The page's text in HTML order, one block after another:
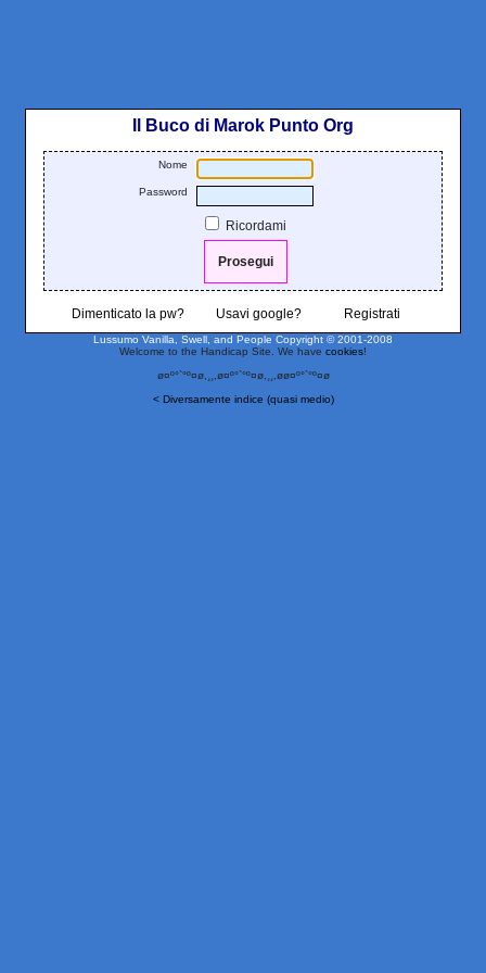
Il Buco di Marok Punto Org
Nome
Password
Ricordami
Dimenticato la pw? Usavi google? Registrati
Lussumo Vanilla, Swell, and People Copyright © 2001-2008
Welcome to the Handicap Site. We have cookies!
ø¤º°`°º¤ø,¸¸,ø¤º°`°º¤ø,¸¸,øø¤º°`°º¤ø
< Diversamente indice (quasi medio)